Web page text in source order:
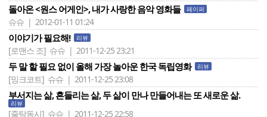
돌아온 <원스 어게인>, 내가 사랑한 음악 영화들 페이퍼
슈슈 | 2012-01-11 01:24
이야기가 필요해! 리뷰
[로맨스 조] 슈슈 | 2011-12-25 23:21
두 말 할 필요 없이 올해 가장 놀아운 한국 독립영화 리뷰
[밍크코트] 슈슈 | 2011-12-25 23:08
부서지는 삶, 흔들리는 삶, 두 삶이 만나 만들어내는 또 새로운 삶.
리뷰
[줄탁동시] 슈슈 | 2011-12-25 22:58